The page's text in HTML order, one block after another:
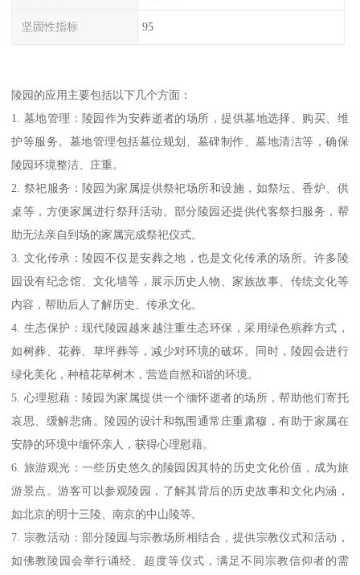
坚固性指标 95
陵园的应用主要包括以下几个方面：
1. 墓地管理：陵园作为安葬逝者的场所，提供墓地选择、购买、维
护等服务。墓地管理包括墓位规划、墓碑制作、墓地清洁等，确保
陵园环境整洁、庄重。
2. 祭祀服务：陵园为家属提供祭祀场所和设施，如祭坛、香炉、供
桌等，方便家属进行祭拜活动。部分陵园还提供代客祭扫服务，帮
助无法亲自到场的家属完成祭祀仪式。
3. 文化传承：陵园不仅是安葬之地，也是文化传承的场所。许多陵
园设有纪念馆、文化墙等，展示历史人物、家族故事、传统文化等
内容，帮助后人了解历史、传承文化。
4. 生态保护：现代陵园越来越注重生态环保，采用绿色殡葬方式，
如树葬、花葬、草坪葬等，减少对环境的破坏。同时，陵园会进行
绿化美化，种植花草树木，营造自然和谐的环境。
5. 心理慰藉：陵园为家属提供一个缅怀逝者的场所，帮助他们寄托
哀思、缓解悲痛。陵园的设计和氛围通常庄重肃穆，有助于家属在
安静的环境中缅怀亲人，获得心理慰藉。
6. 旅游观光：一些历史悠久的陵园因其特的历史文化价值，成为旅
游景点。游客可以参观陵园，了解其背后的历史故事和文化内涵，
如北京的明十三陵、南京的中山陵等。
7. 宗教活动：部分陵园与宗教场所相结合，提供宗教仪式和活动，
如佛教陵园会举行诵经、超度等仪式，满足不同宗教信仰者的需